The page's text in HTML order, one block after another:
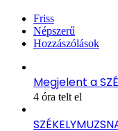
Friss
Népszerű
Hozzászólások
Megjelent a
4 óra telt el